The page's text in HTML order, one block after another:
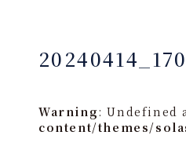
Warning: Undefined
content/themes/